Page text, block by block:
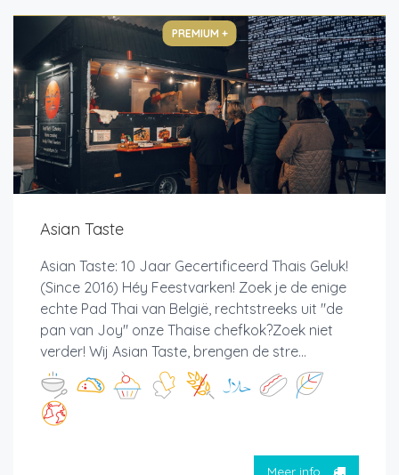
PREMIUM +
Asian Taste
Asian Taste: 10 Jaar Gecertificeerd Thais Geluk!
(Since 2016) Héy Feestvarken! Zoek je de enige
echte Pad Thai van België, rechtstreeks uit "de
pan van Joy" onze Thaise chefkok?Zoek niet
verder! Wij Asian Taste, brengen de stre...
Meer info